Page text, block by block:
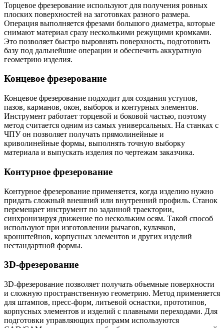
Торцевое фрезерование используют для получения ровных
плоских поверхностей на заготовках разного размера.
Операция выполняется фрезами большого диаметра, которые
снимают материал сразу несколькими режущими кромками.
Это позволяет быстро выровнять поверхность, подготовить
базу под дальнейшие операции и обеспечить аккуратную
геометрию изделия.
Концевое фрезерование
Концевое фрезерование подходит для создания уступов,
пазов, карманов, окон, выборок и контурных элементов.
Инструмент работает торцевой и боковой частью, поэтому
метод считается одним из самых универсальных. На станках с
ЧПУ он позволяет получать прямолинейные и
криволинейные формы, выполнять точную выборку
материала и выпускать изделия по чертежам заказчика.
Контурное фрезерование
Контурное фрезерование применяется, когда изделию нужно
придать сложный внешний или внутренний профиль. Станок
перемещает инструмент по заданной траектории,
синхронизируя движение по нескольким осям. Такой способ
используют при изготовлении рычагов, кулачков,
кронштейнов, корпусных элементов и других изделий
нестандартной формы.
3D-фрезерование
3D-фрезерование позволяет получать объемные поверхности
и сложную пространственную геометрию. Метод применяется
для штампов, пресс-форм, литьевой оснастки, прототипов,
корпусных элементов и изделий с плавными переходами. Для
подготовки управляющих программ используются